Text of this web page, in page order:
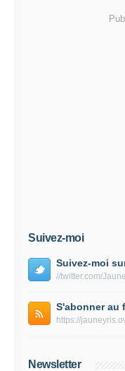
Suivez-moi
Suivez-moi
//twitter.com/
S'abonner au
https://
Newsletter